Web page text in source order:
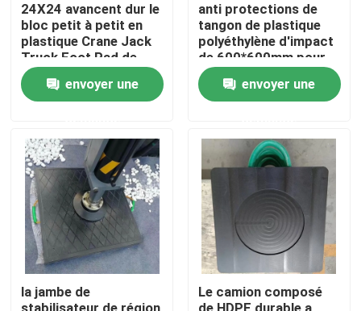
Feuilles de plastique polyéthylène
Revêtement d'UHMWPE
Tapis moulus de protection
Protections en plastique de tangon
Rouleaux en plastique de convoyeur
Marine Fender Pad
24X24 avancent dur le
bloc petit à petit en
plastique Crane Jack
Truck Foot Pad de
protections de tangon
de HDPEenvoyer une
anti protections de
tangon de plastique
polyéthylène d'impact
de 600*600mm pour
Crane Foot Support
envoyer une
la jambe de
stabilisateur de région
Le camion composé
de HDPE durable a